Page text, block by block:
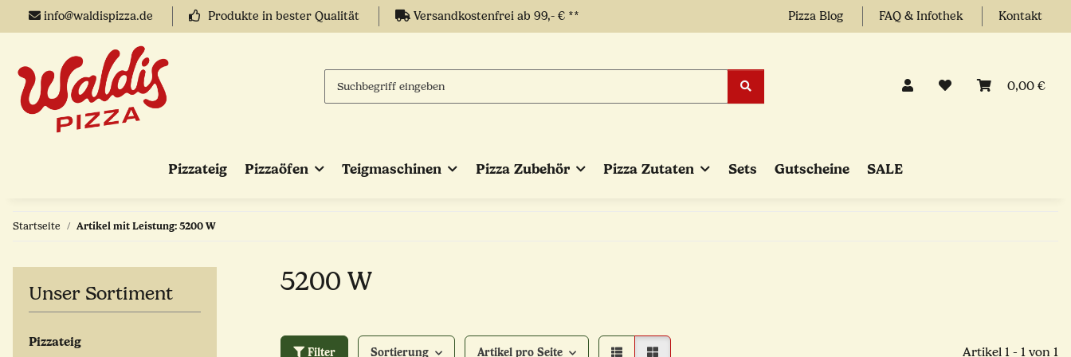
info@waldispizza.de Produkte in bester Qualität Versandkostenfrei ab 99,- € ** Pizza Blog FAQ & Infothek Kontakt
0,00 €
Pizzateig Pizzaöfen Teigmaschinen Pizza Zubehör Pizza Zutaten Sets Gutscheine SALE
Startseite Artikel mit Leistung: 5200 W
5200 W
Filter Sortierung Artikel pro Seite Artikel 1 - 1 von 1
Unser Sortiment
Pizzateig